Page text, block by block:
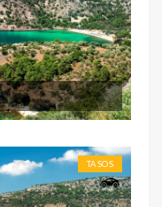
TASOS